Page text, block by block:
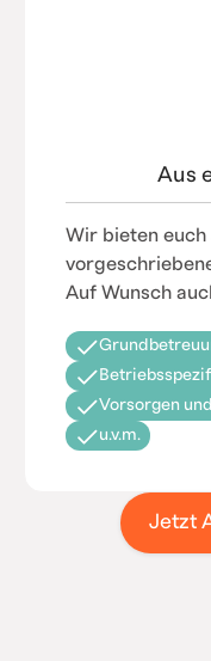
Aus
Wir bieten
Auf Wunsch
Vorsorgen
u.v.m.
Jetzt